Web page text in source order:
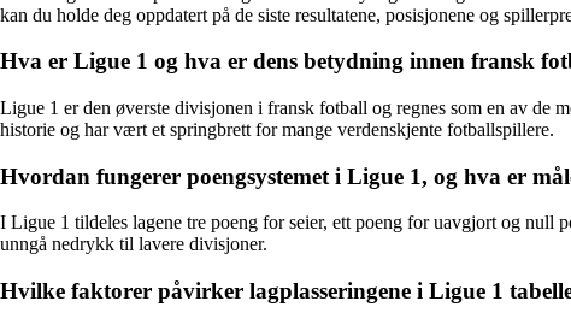
kan du holde deg oppdatert på de siste resultatene, posisjonene og
Hva er Ligue 1 og hva er dens betydning innen fransk
Ligue 1 er den øverste divisjonen i fransk fotball og regnes som en av de
historie og har vært et springbrett for mange verdenskjente fotballspillere.
Hvordan fungerer poengsystemet i Ligue 1, og hva er
I Ligue 1 tildeles lagene tre poeng for seier, ett poeng for uavgjort og null
unngå nedrykk til lavere divisjoner.
Hvilke faktorer påvirker lagplasseringene i Ligue 1